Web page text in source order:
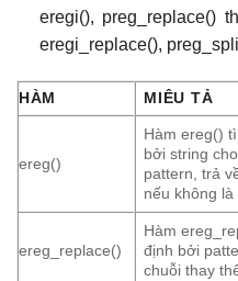
eregi(), preg_replace()
eregi_replace(),
HÀM MIÊU TẢ
ereg()
Hàm ereg()
bởi string
pattern, trả
nếu không là
ereg_replace()
Hàm
định bởi
chuỗi thay